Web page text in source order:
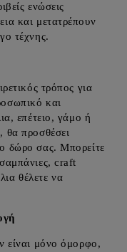
ενώσεις
και μετατρέπουν
τέχνης.
τρόπος για
και
επέτειο, γάμο ή
θα προσθέσει
δώρο σας. Μπορείτε
craft
θέλετε να
είναι μόνο όμορφο,